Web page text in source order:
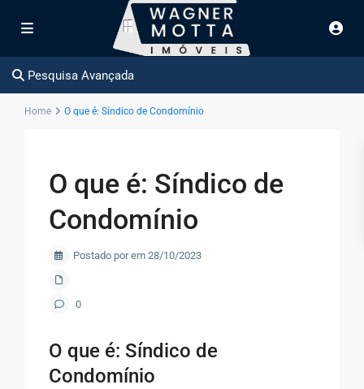
Pesquisa Avançada
Home O que é: Síndico de Condomínio
O que é: Síndico de
Condomínio
Postado por em 28/10/2023
0
O que é: Síndico de
Condomínio